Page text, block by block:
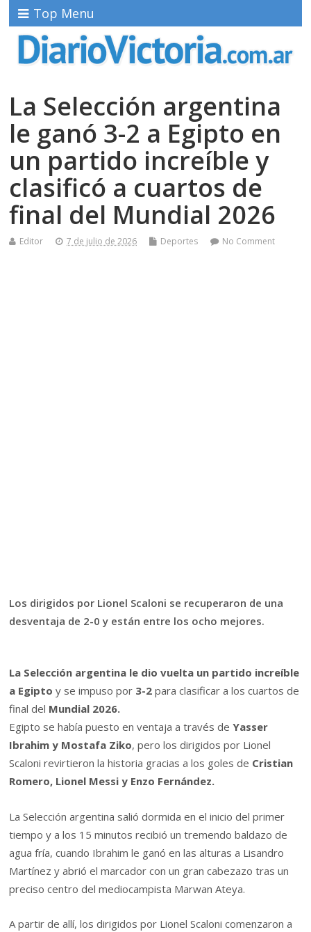
Top Menu
La Selección argentina
le ganó 3-2 a Egipto en
un partido increíble y
clasificó a cuartos de
final del Mundial 2026
Editor 7 de julio de 2026 Deportes No Comment
Los dirigidos por Lionel Scaloni se recuperaron de una
desventaja de 2-0 y están entre los ocho mejores.
La Selección argentina le dio vuelta un partido increíble
a Egipto y se impuso por 3-2para clasificar a los cuartos de
final del Mundial 2026.
Egipto se había puesto en ventaja a través deYasser
Ibrahim y Mostafa Ziko, pero los dirigidos por Lionel
Scaloni revirtieron la historia gracias a los goles de Cristian
Romero, Lionel Messi y Enzo Fernández.
La Selección argentina salió dormida en el inicio del primer
tiempo y a los 15 minutos recibió un tremendo baldazo de
agua fría, cuando Ibrahim le ganó en las alturas a Lisandro
Martínez y abrió el marcador con un gran cabezazo tras un
preciso centro del mediocampista Marwan Ateya.
A partir de allí, los dirigidos por Lionel Scaloni comenzaron a